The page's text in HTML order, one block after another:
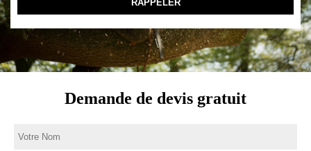
Demande de devis gratuit